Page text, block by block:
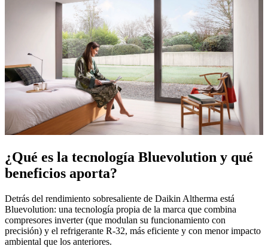
¿Qué es la tecnología Bluevolution y qué
beneficios aporta?
Detrás del rendimiento sobresaliente de Daikin Altherma está
Bluevolution: una tecnología propia de la marca que combina
compresores inverter (que modulan su funcionamiento con
precisión) y el refrigerante R-32, más eficiente y con menor impacto
ambiental que los anteriores.